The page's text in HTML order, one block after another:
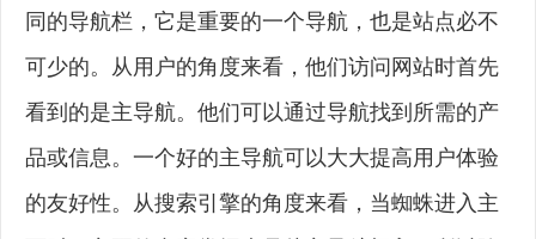
同的导航栏，它是重要的一个导航，也是站点必不
可少的。从用户的角度来看，他们访问网站时首先
看到的是主导航。他们可以通过导航找到所需的产
品或信息。一个好的主导航可以大大提高用户体验
的友好性。从搜索引擎的角度来看，当蜘蛛进入主